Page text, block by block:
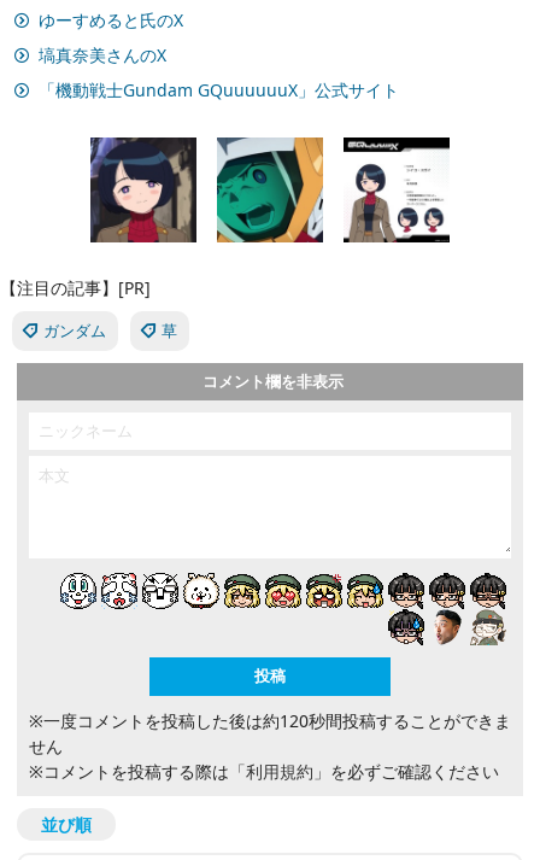
ゆーすめると氏のX
塙真奈美さんのX
「機動戦士Gundam GQuuuuuuX」公式サイト
【注目の記事】[PR]
ガンダム 草
コメント欄を非表示
※一度コメントを投稿した後は約120秒間投稿することができま
せん
※コメントを投稿する際は 「利用規約」 を必ずご確認ください
並び順